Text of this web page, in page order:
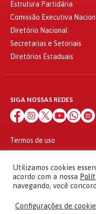
Estrutura Partidária
Comissão Executiva
Diretório Nacional
Secretarias e Setoriais
Diretórios Estaduais
SIGA NOSSAS REDES
Termos de uso
© 2010 - 2026
Partido dos Trabalhadores
Utilizamos cookies
acordo com a nossa
navegando, você
Configurações de